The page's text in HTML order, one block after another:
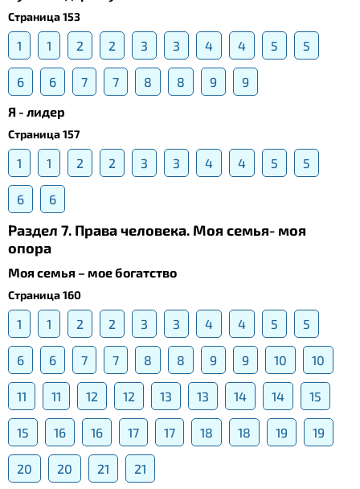
Страница 153
1 1 2 2 3 3 4 4 5 5
6 6 7 7 8 8 9
9
Я - лидер
Страница 157
1 1 2 2 3 3 4 4 5 5
6 6
Раздел 7. Права человека. Моя семья- моя
опора
Моя семья – мое богатство
Страница 160
1 1 2 2 3 3 4 4 5 5
6 6 7 7 8 8 9 9 10 10
11 11 12 12 13 13 14 14 15
15 16 16 17 17 18 18 19 19
20 20 21
21